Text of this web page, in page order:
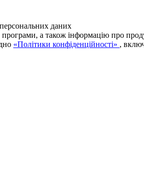
даних
а також інформацію про
«Політики конфіденційності» ,